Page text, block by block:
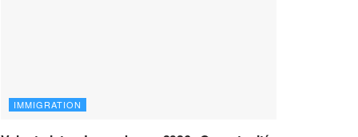
IMMIGRATION